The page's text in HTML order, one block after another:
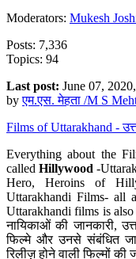
Moderators: Mukesh
Posts: 7,336
Topics: 94
Last post: June 07,
byएम.एस. मेहता /M S
Films of Uttarakhand -
Everything about the
calledHillywood-
Hero, Heroins of
Uttarakhandi Films- all
Uttarakhandi films is
नायिकाओं की जानकारी,
फिल्मे और उनसे संबंधित
रिलीज़ होने वाली फिल्मों